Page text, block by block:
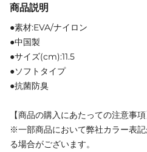
商品説明
●素材:EVA/ナイロン
●中国製
●サイズ(cm):11.5
●ソフトタイプ
●抗菌防臭
【商品の購入にあたっての注意事項
※一部商品において弊社カラー表
る場合がございます。